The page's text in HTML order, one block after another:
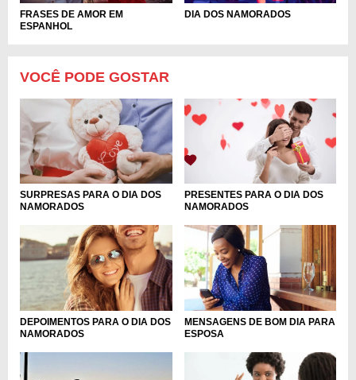
FRASES DE AMOR EM
ESPANHOL
DIA DOS NAMORADOS
VOCÊ PODE GOSTAR
SURPRESAS PARA O DIA DOS
NAMORADOS
PRESENTES PARA O DIA DOS
NAMORADOS
DEPOIMENTOS PARA O DIA DOS
NAMORADOS
MENSAGENS DE BOM DIA PARA
ESPOSA